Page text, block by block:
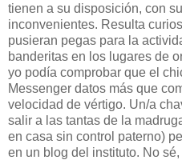
tienen a su disposición, con
inconvenientes. Resulta
pusieran pegas para la
banderitas en los lugares de
yo podía comprobar que el
Messenger datos más que
velocidad de vértigo. Un/a
salir a las tantas de la
en casa sin control paterno)
en un blog del instituto. No sé,